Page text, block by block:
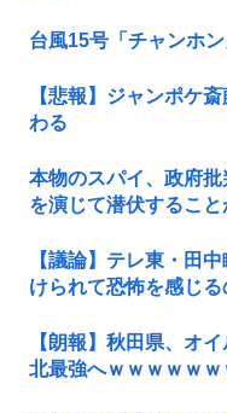
台風15号「チャンホ
【悲報】ジャンポケ
わる
本物のスパイ、政府批
を演じて潜伏すること
【議論】テレ東・田
けられて恐怖を感じ
【朗報】秋田県、オ
北最強へｗｗｗｗｗｗ